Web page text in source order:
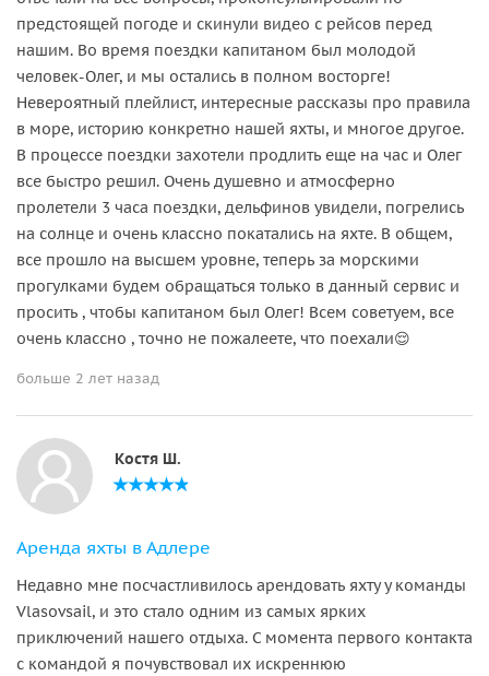
предстоящей погоде и скинули видео с рейсов перед
нашим. Во время поездки капитаном был молодой
человек-Олег, и мы остались в полном восторге!
Невероятный плейлист, интересные рассказы про правила
в море, историю конкретно нашей яхты, и многое другое.
В процессе поездки захотели продлить еще на час и Олег
все быстро решил. Очень душевно и атмосферно
пролетели 3 часа поездки, дельфинов увидели, погрелись
на солнце и очень классно покатались на яхте. В общем,
все прошло на высшем уровне, теперь за морскими
прогулками будем обращаться только в данный сервис и
просить , чтобы капитаном был Олег! Всем советуем, все
очень классно , точно не пожалеете, что поехали😌
больше 2 лет назад
Костя Ш.
Аренда яхты в Адлере
Недавно мне посчастливилось арендовать яхту у команды
Vlasovsail, и это стало одним из самых ярких
приключений нашего отдыха. С момента первого контакта
с командой я почувствовал их искреннюю